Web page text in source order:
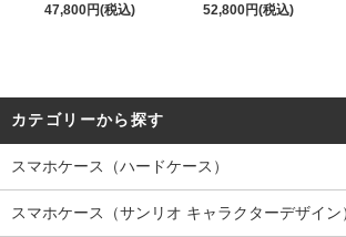
47,800円(税込)
52,800円(税込)
カテゴリーから探す
スマホケース（ハードケース）
スマホケース（サンリオ キャラクターデザイン